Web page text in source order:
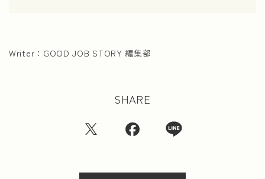
Writer： GOOD JOB STORY 編集部
SHARE